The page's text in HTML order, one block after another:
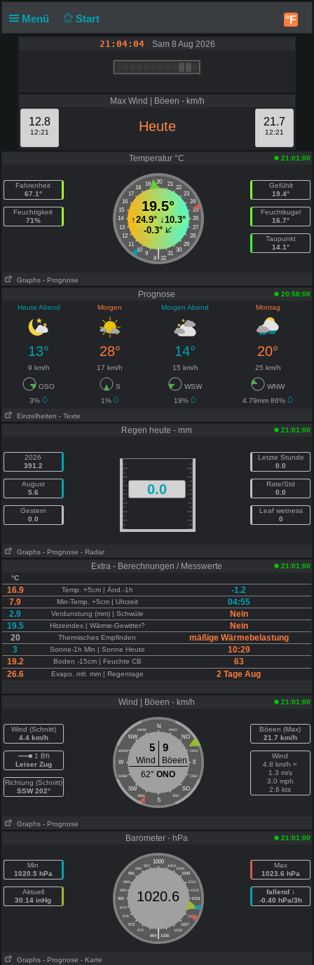
Menü Start °F
21:04:04 Sam 8 Aug 2026
Max Wind | Böeen - km/h
12.8
12:21
21.7
12:21
Heute
Temperatur °C 21:01:00
Fahrenheit
67.1°
Feuchtigkeit
71%
20
19 21
18
22
17
23
16
24
15
25
14
26
13
27
12
28
11
29
10
30
9 31
|
8 32
19.5°
↑24.9°↓10.3°
-0.3°
Gefühlt
19.4°
Feuchtkugel
16.7°
Taupunkt
14.1°
Graphs - Prognose
Prognose
20:58:08
Heute Abend
Morgen Morgen Abend Montag
13° 28° 14° 20°
9 km/h 17 km/h 15 km/h 25 km/h
OSO S WSW
WNW
3%
1% 19%
4.79mm 86%
Einzelheiten - Texte
Regen heute - mm 21:01:00
2026
391.2
August
5.6
Gestern
0.0
0.0
Letzte Stunde
0.0
Rate/Std
0.0
Leaf wetness
0
Graphs - Prognose - Radar
Extra - Berechnungen / Messwerte
21:01:00
°C
16.9 Temp. +5cm | Änd.-1h
-1.2
7.9
Min-Temp. +5cm | Uhrzeit
04:55
2.9
Verdunstung (mm) | Schwüle
Nein
19.5
Hitzeindex | Wärme-Gewitter?
Nein
20
Thermisches Empfinden
mäßige Wärmebelastung
3
Sonne-1h Min | Sonne Heute
10:29
19.2
Boden -15cm | Feuchte CB
63
26.6
Evapo. mtl. mm | Regentage 2 Tage Aug
Wind | Böeen - km/h 21:01:00
Wind (Schnitt)
4.4 km/h
1 Bft
Leiser Zug
Richtung (Schnitt)
SSW 202°
N
NNW NNO
NW NO
WNW ONO
W E
WSW OSO
SW SO
SSW SSO
S
5 9
Wind
Böeen
62°ONO
Böeen (Max)
21.7 km/h
Wind
4.8 km/h =
1.3 m/s
3.0 mph
2.6 kts
Graphs - Prognose
Barometer - hPa 21:01:00
Min
1020.5 hPa
Aktuell
30.14 inHg
1000
997 1003
994
1006
991
1009
988
1012
985
1015
982
1018
979
1021
976
1024
973
1027
970
1030
|
964 1036
1020.6
Max
1023.6 hPa
fallend ↓
-0.40 hPa/3h
Graphs - Prognose - Karte